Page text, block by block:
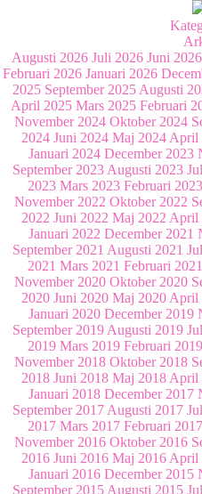
Augusti 2026 Juli 2026 Juni 2026
Februari 2026 Januari 2026
2025 September 2025 Augusti
April 2025 Mars 2025 Februari
November 2024 Oktober 2024
2024 Juni 2024 Maj 2024 April
Januari 2024 December 2023
September 2023 Augusti 2023
2023 Mars 2023 Februari 2023
November 2022 Oktober 2022
2022 Juni 2022 Maj 2022 April
Januari 2022 December 2021
September 2021 Augusti 2021
2021 Mars 2021 Februari 2021
November 2020 Oktober 2020
2020 Juni 2020 Maj 2020 April
Januari 2020 December 2019
September 2019 Augusti 2019
2019 Mars 2019 Februari 2019
November 2018 Oktober 2018
2018 Juni 2018 Maj 2018 April
Januari 2018 December 2017
September 2017 Augusti 2017
2017 Mars 2017 Februari 2017
November 2016 Oktober 2016
2016 Juni 2016 Maj 2016 April
Januari 2016 December 2015
September 2015 Augusti 2015